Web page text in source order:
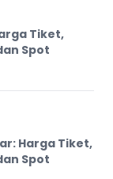
Tiket,
Spot
Harga Tiket,
Spot